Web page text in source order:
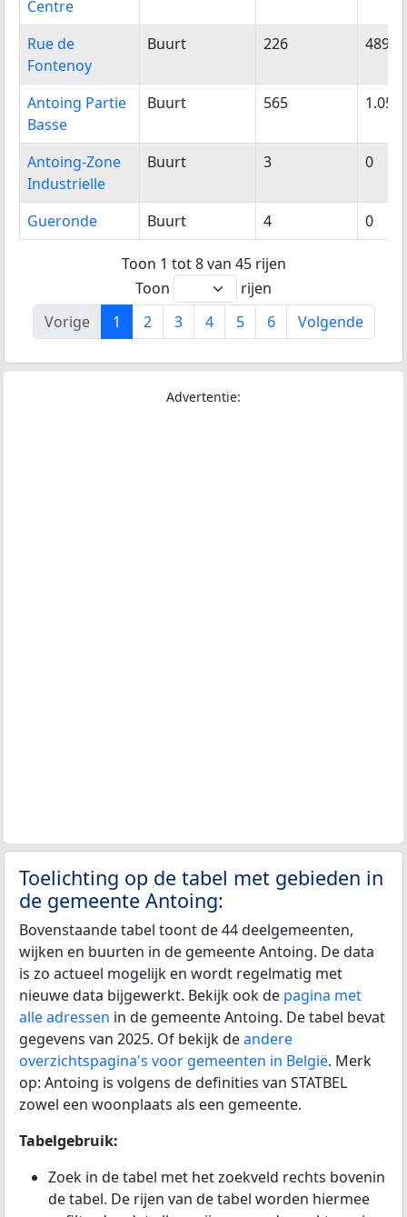
Centre
Rue de
Fontenoy
Buurt 226 489
Antoing Partie
Basse
Buurt 565 1.050
Antoing-Zone
Industrielle
Buurt 3 0
Gueronde Buurt 4 0
Toon 1 tot 8 van 45 rijen
Toon
rijen
Vorige
1 2 3 4 5 6 Volgende
Advertentie:
Toelichting op de tabel met gebieden in
de gemeente Antoing:
Bovenstaande tabel toont de 44 deelgemeenten,
wijken en buurten in de gemeente Antoing. De data
is zo actueel mogelijk en wordt regelmatig met
nieuwe data bijgewerkt. Bekijk ook de pagina met
alle adressen in de gemeente Antoing. De tabel bevat
gegevens van 2025. Of bekijk deandere
overzichtspagina's voor gemeenten in België. Merk
op: Antoing is volgens de definities van STATBEL
zowel een woonplaats als een gemeente.
Tabelgebruik:
Zoek in de tabel met het zoekveld rechts bovenin
de tabel. De rijen van de tabel worden hiermee